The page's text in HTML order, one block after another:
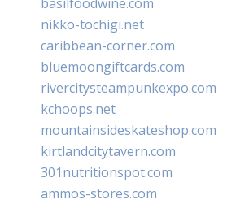
nikko-tochigi.net
caribbean-corner.com
bluemoongiftcards.com
rivercitysteampunkexpo.com
kchoops.net
mountainsideskateshop.com
kirtlandcitytavern.com
301nutritionspot.com
ammos-stores.com